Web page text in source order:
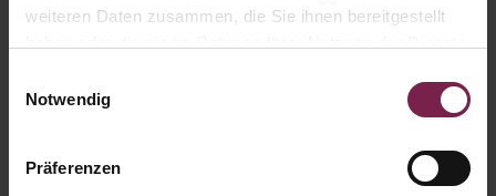
weiteren Daten zusammen, die Sie ihnen bereitgestellt
Notwendig
Präferenzen